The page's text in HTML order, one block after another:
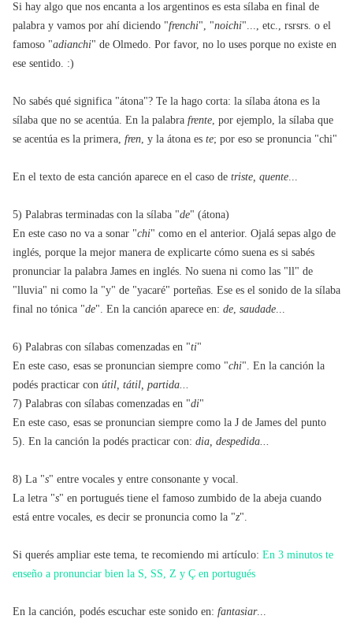
Si hay algo que nos encanta a los argentinos es esta sílaba en final de
palabra y vamos por ahí diciendo "frenchi", "noichi"..., etc., rsrsrs. o el
famoso "adianchi" de Olmedo. Por favor, no lo uses porque no existe en
ese sentido. :)
No sabés qué significa "átona"? Te la hago corta: la sílaba átona es la
sílaba que no se acentúa. En la palabra frente, por ejemplo, la sílaba que
se acentúa es la primera, fren, y la átona es te; por eso se pronuncia "chi"
En el texto de esta canción aparece en el caso de triste, quente...
5) Palabras terminadas con la sílaba "de" (átona)
En este caso no va a sonar "chi" como en el anterior. Ojalá sepas algo de
inglés, porque la mejor manera de explicarte cómo suena es si sabés
pronunciar la palabra James en inglés. No suena ni como las "ll" de
"lluvia" ni como la "y" de "yacaré" porteñas. Ese es el sonido de la sílaba
final no tónica "de". En la canción aparece en: de, saudade...
6) Palabras con sílabas comenzadas en "ti"
En este caso, esas se pronuncian siempre como "chi". En la canción la
podés practicar con útil, tátil, partida...
7) Palabras con sílabas comenzadas en "di"
En este caso, esas se pronuncian siempre como la J de James del punto
5). En la canción la podés practicar con: dia, despedida...
8) La "s" entre vocales y entre consonante y vocal.
La letra "s" en portugués tiene el famoso zumbido de la abeja cuando
está entre vocales, es decir se pronuncia como la "z".
Si querés ampliar este tema, te recomiendo mi artículo: En 3 minutos te
enseño a pronunciar bien la S, SS, Z y Ç en portugués
En la canción, podés escuchar este sonido en: fantasiar...